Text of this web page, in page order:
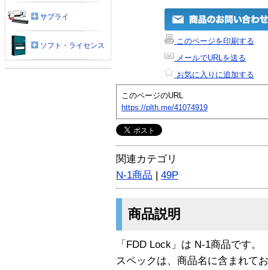
このページを印刷する
メールでURLを送る
お気に入りに追加する
このページのURL
https://plth.me/41074919
関連カテゴリ
N-1商品 | 49P
商品説明
「FDD Lock」は N-1商品です。
スペックは、商品名に含まれて
サプライ
ソフト・ライセンス